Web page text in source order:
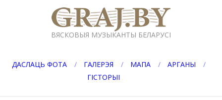
GRAJ.BY
ВЯСКОВЫЯ МУЗЫКАНТЫ БЕЛАРУСІ
ДАСЛАЦЬ ФОТА ГАЛЕРЭЯ МАПА
АРГАНЫ
ГІСТОРЫІ